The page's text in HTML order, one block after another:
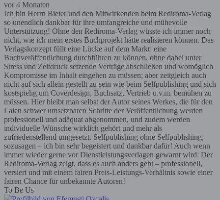
vor 4 Monaten
Ich bin Herrn Bieter und den Mitwirkenden beim Rediroma-Verlag
so unendlich dankbar für ihre umfangreiche und mühevolle
Unterstützung! Ohne den Rediroma-Verlag wüsste ich immer noch
nicht, wie ich mein erstes Buchprojekt hätte realisieren können. Das
Verlagskonzept füllt eine Lücke auf dem Markt: eine
Buchveröffentlichung durchführen zu können, ohne dabei unter
Stress und Zeitdruck setzende Verträge abschließen und womöglich
Kompromisse im Inhalt eingehen zu müssen; aber zeitgleich auch
nicht auf sich allein gestellt zu sein wie beim Selfpublishing und sich
kostspielig um Coverdesign, Buchsatz, Vertrieb u.v.m. bemühen zu
müssen. Hier bleibt man selbst der Autor seines Werkes, die für den
Laien schwer umsetzbaren Schritte der Veröffentlichung werden
professionell und adäquat abgenommen, und zudem werden
individuelle Wünsche wirklich gehört und mehr als
zufriedenstellend umgesetzt. Selfpublishing ohne Selfpublishing,
sozusagen – ich bin sehr begeistert und dankbar dafür! Auch wenn
immer wieder gerne vor Dienstleistungsverlagen gewarnt wird: Der
Rediroma-Verlag zeigt, dass es auch anders geht – professionell,
versiert und mit einem fairen Preis-Leistungs-Verhältnis sowie einer
fairen Chance für unbekannte Autoren!
To Be Us